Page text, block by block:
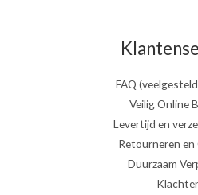
FAQ
Veilig Online
Levertijd en
Retourneren en
Duurzaam